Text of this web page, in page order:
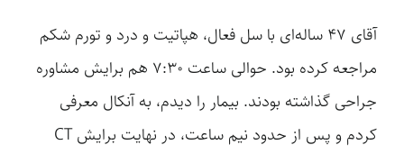
آقای ۴۷ ساله‌ای با سل فعال، هپاتیت و درد و تورم شکم
مراجعه کرده بود. حوالی ساعت ۷:۳۰ هم برایش مشاوره
جراحی گذاشته بودند. بیمار را دیدم، به آنکال معرفی
کردم و پس از حدود نیم ساعت، در نهایت برایش CT